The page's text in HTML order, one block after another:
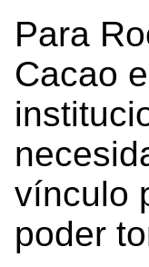
Para
Cacao
vínculo
poder